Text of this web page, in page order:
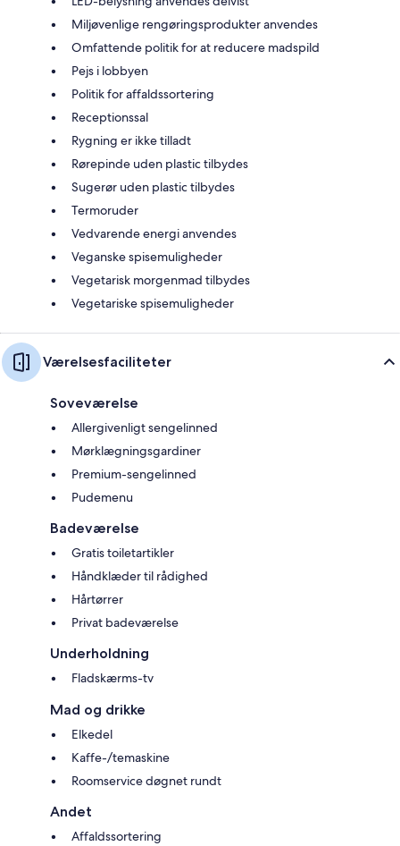
Miljøvenlige rengøringsprodukter anvendes
Omfattende politik for at reducere madspild
Pejs i lobbyen
Politik for affaldssortering
Receptionssal
Rygning er ikke tilladt
Rørepinde uden plastic tilbydes
Sugerør uden plastic tilbydes
Termoruder
Vedvarende energi anvendes
Veganske spisemuligheder
Vegetarisk morgenmad tilbydes
Vegetariske spisemuligheder
Værelsesfaciliteter
Soveværelse
Allergivenligt sengelinned
Mørklægningsgardiner
Premium-sengelinned
Pudemenu
Badeværelse
Gratis toiletartikler
Håndklæder til rådighed
Hårtørrer
Privat badeværelse
Underholdning
Fladskærms-tv
Mad og drikke
Elkedel
Kaffe-/temaskine
Roomservice døgnet rundt
Andet
Affaldssortering